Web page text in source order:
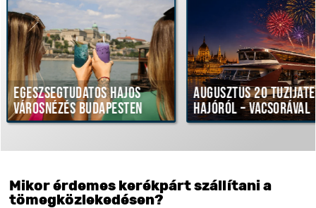
hajós
Budapesten
Augusztus 20 tűzijáték
hajóról – vacsorával
Mikor érdemes kerékpárt szállítani a
tömegközlekedésen?